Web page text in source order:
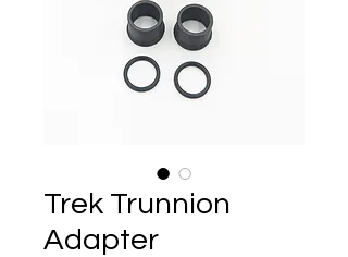
Trek Trunnion
Adapter